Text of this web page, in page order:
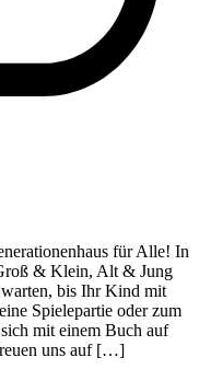
für Alle! In
& Klein, Alt & Jung
bis Ihr Kind mit
Spielepartie oder zum
mit einem Buch auf
uns auf […]